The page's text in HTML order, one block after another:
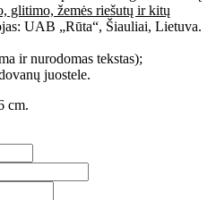
glitimo, žemės riešutų ir kitų
UAB „Rūta“, Šiauliai, Lietuva.
ir nurodomas tekstas);
juostele.
cm.